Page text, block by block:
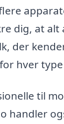
dig, at alt
der
hver type
til
handler